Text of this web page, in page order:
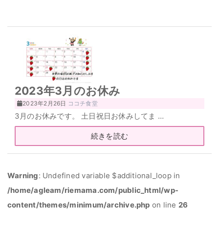
2023年3月のお休み
2023年2月26日 ココチ食堂
3月のお休みです。 土日祝日お休みしてま …
続きを読む
Warning: Undefined variable $additional_loop in
/home/agleam/riemama.com/public_html/wp-
content/themes/minimum/archive.php on line 26